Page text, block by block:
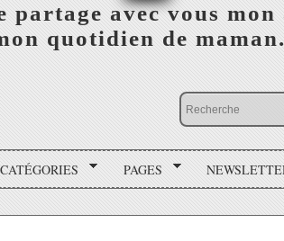
partage avec vous
quotidien de
CATÉGORIES PAGES